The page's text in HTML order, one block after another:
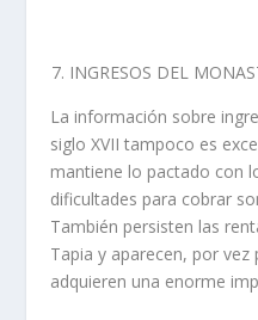
INGRESOS DEL
La información sobre
siglo XVII tampoco es
mantiene lo pactado con
dificultades para cobrar
También persisten las
Tapia y aparecen, por
adquieren una enorme